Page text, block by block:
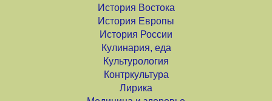
История Востока
История Европы
История России
Кулинария, еда
Культурология
Контркультура
Лирика